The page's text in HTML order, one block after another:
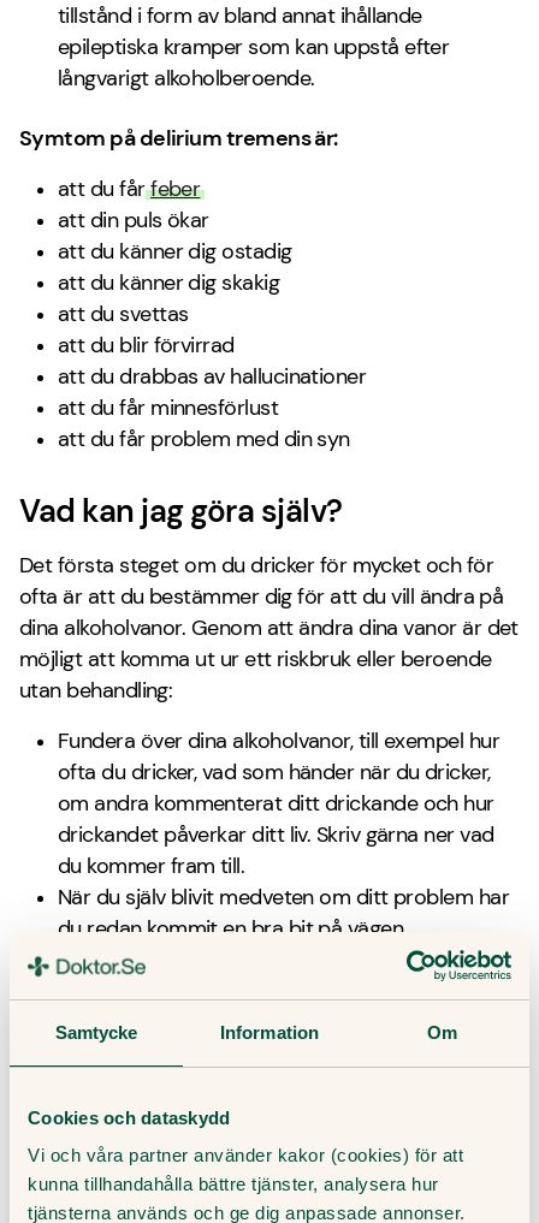
Samtycke Information Om
Cookies och dataskydd
Vi och våra partner använder kakor (cookies) för att
kunna tillhandahålla bättre tjänster, analysera hur
tjänsterna används och ge dig anpassade annonser.
tillstånd i form av bland annat ihållande
epileptiska kramper som kan uppstå efter
långvarigt alkoholberoende.
Symtom på delirium tremens är:
att du fårfeber
att din puls ökar
att du känner dig ostadig
att du känner dig skakig
att du svettas
att du blir förvirrad
att du drabbas av hallucinationer
att du får minnesförlust
att du får problem med din syn
Vad kan jag göra själv?
Det första steget om du dricker för mycket och för
ofta är att du bestämmer dig för att du vill ändra på
dina alkoholvanor. Genom att ändra dina vanor är det
möjligt att komma ut ur ett riskbruk eller beroende
utan behandling:
Fundera över dina alkoholvanor, till exempel hur
ofta du dricker, vad som händer när du dricker,
om andra kommenterat ditt drickande och hur
drickandet påverkar ditt liv. Skriv gärna ner vad
du kommer fram till.
När du själv blivit medveten om ditt problem har
du redan kommit en bra bit på vägen.
Fundera på hur du skulle vilja att ditt liv var. Hur
du vill må, vad du vill göra och vad du vill använda
din tid och dina pengar till.
När du bestämt dig för att förändra ditt drickande
finns det flera saker du kan göra: